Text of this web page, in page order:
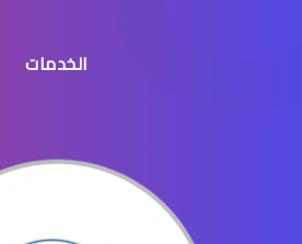
انفصال الشبكية في العين
الخدمات